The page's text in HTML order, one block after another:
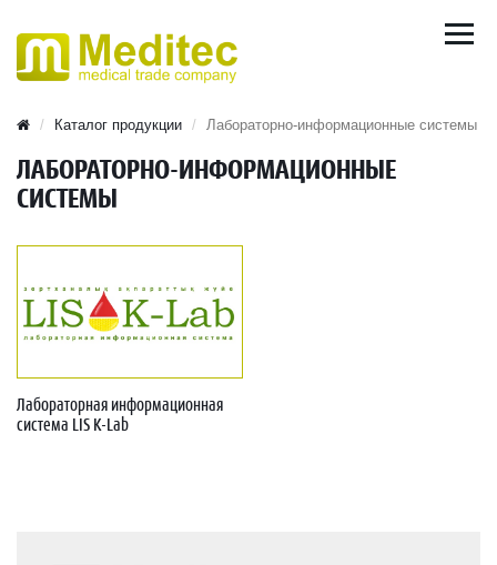
Каталог продукции Лабораторно-информационные системы
ЛАБОРАТОРНО-ИНФОРМАЦИОННЫЕ
СИСТЕМЫ
Лабораторная информационная
система LIS K-Lab